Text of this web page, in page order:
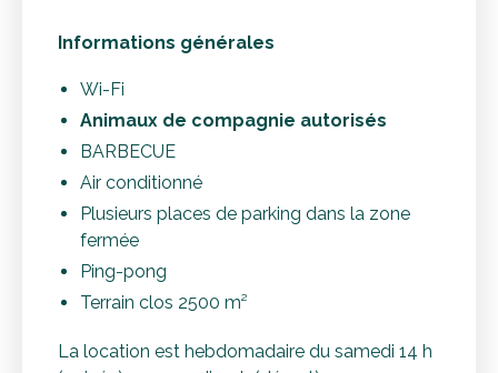
Informations générales
Wi-Fi
Animaux de compagnie autorisés
BARBECUE
Air conditionné
Plusieurs places de parking dans la zone
fermée
Ping-pong
Terrain clos 2500 m²
La location est hebdomadaire du samedi 14 h